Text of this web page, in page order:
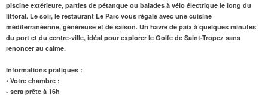
piscine extérieure, parties de pétanque ou balades à vélo électrique le long du
littoral. Le soir, le restaurant Le Parc vous régale avec une cuisine
méditerranéenne, généreuse et de saison. Un havre de paix à quelques minutes
du port et du centre-ville, idéal pour explorer le Golfe de Saint-Tropez sans
renoncer au calme.
Informations pratiques :
• Votre chambre :
- sera prête à 16h